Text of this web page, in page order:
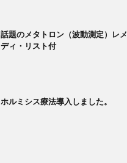
話題のメタトロン（波動測定）レメ
ディ・リスト付
ホルミシス療法導入しました。